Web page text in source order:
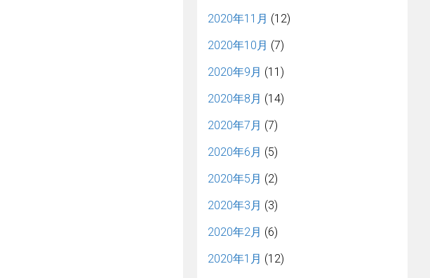
2020年11月 (12)
2020年10月 (7)
2020年9月 (11)
2020年8月 (14)
2020年7月 (7)
2020年6月 (5)
2020年5月 (2)
2020年3月 (3)
2020年2月 (6)
2020年1月 (12)